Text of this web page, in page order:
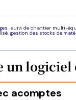
suivi de chantier multi-
gestion des stocks de
un
acomptes